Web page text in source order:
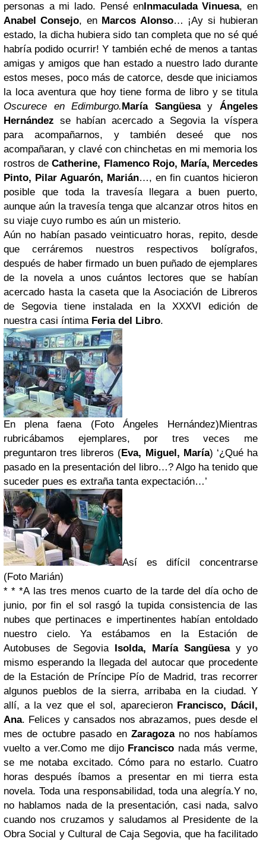
personas a mi lado. Pensé enInmaculada Vinuesa, en
Anabel Consejo, en Marcos Alonso… ¡Ay si hubieran
estado, la dicha hubiera sido tan completa que no sé qué
habría podido ocurrir! Y también eché de menos a tantas
amigas y amigos que han estado a nuestro lado durante
estos meses, poco más de catorce, desde que iniciamos
la loca aventura que hoy tiene forma de libro y se titula
Oscurece en Edimburgo.María SangüesayÁngeles
Hernández se habían acercado a Segovia la víspera
para acompañarnos, y también deseé que nos
acompañaran, y clavé con chinchetas en mi memoria los
rostros deCatherine, Flamenco Rojo, María, Mercedes
Pinto, Pilar Aguarón, Marián…, en fin cuantos hicieron
posible que toda la travesía llegara a buen puerto,
aunque aún la travesía tenga que alcanzar otros hitos en
su viaje cuyo rumbo es aún un misterio.
Aún no habían pasado veinticuatro horas, repito, desde
que cerráremos nuestros respectivos bolígrafos,
después de haber firmado un buen puñado de ejemplares
de la novela a unos cuántos lectores que se habían
acercado hasta la caseta que la Asociación de Libreros
de Segovia tiene instalada en la XXXVI edición de
nuestra casi íntima Feria del Libro.
En plena faena (Foto Ángeles Hernández)Mientras
rubricábamos ejemplares, por tres veces me
preguntaron tres libreros (Eva, Miguel, María) ‘¿Qué ha
pasado en la presentación del libro…? Algo ha tenido que
suceder pues es extraña tanta expectación…’
Así es difícil concentrarse
(Foto Marián)
* * *A las tres menos cuarto de la tarde del día ocho de
junio, por fin el sol rasgó la tupida consistencia de las
nubes que pertinaces e impertinentes habían entoldado
nuestro cielo. Ya estábamos en la Estación de
Autobuses de Segovia Isolda, María Sangüesay yo
mismo esperando la llegada del autocar que procedente
de la Estación de Príncipe Pío de Madrid, tras recorrer
algunos pueblos de la sierra, arribaba en la ciudad. Y
allí, a la vez que el sol, aparecieron Francisco, Dácil,
Ana. Felices y cansados nos abrazamos, pues desde el
mes de octubre pasado en Zaragozano nos habíamos
vuelto a ver.Como me dijo Francisco nada más verme,
se me notaba excitado. Cómo para no estarlo. Cuatro
horas después íbamos a presentar en mi tierra esta
novela. Toda una responsabilidad, toda una alegría.Y no,
no hablamos nada de la presentación, casi nada, salvo
cuando nos cruzamos y saludamos al Presidente de la
Obra Social y Cultural de Caja Segovia, que ha facilitado